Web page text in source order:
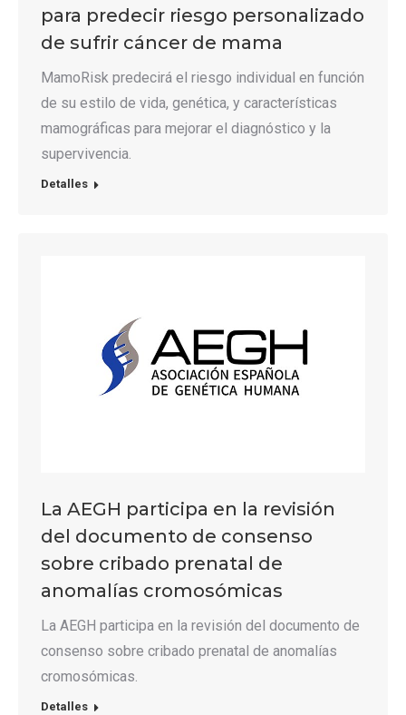
para predecir riesgo personalizado
de sufrir cáncer de mama
MamoRisk predecirá el riesgo individual en función
de su estilo de vida, genética, y características
mamográficas para mejorar el diagnóstico y la
supervivencia.
Detalles
La AEGH participa en la revisión
del documento de consenso
sobre cribado prenatal de
anomalías cromosómicas
La AEGH participa en la revisión del documento de
consenso sobre cribado prenatal de anomalías
cromosómicas.
Detalles